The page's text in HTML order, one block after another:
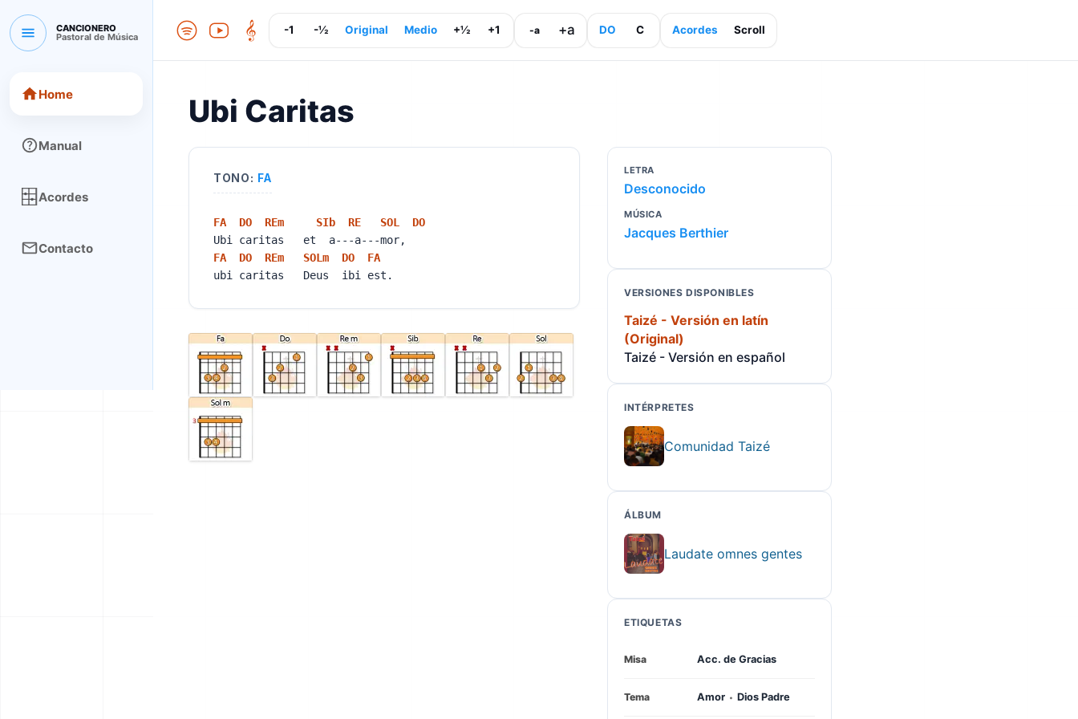
CANCIONERO
Pastoral de Música
CANCIONERO Pastoral de Música
Home
Manual
Acordes
Contacto
-1 -½ Original Medio +½ +1 -a +a DO C Acordes Scroll
Ubi Caritas
TONO: FA
FA DO REm SIb RE SOL
DO
Ubi caritas et a---a---mor,
FA
DO REm SOL m DO
FA
ubi caritas Deus ibi est.
LETRA
Desconocido
MÚSICA
Jacques Berthier
VERSIONES DISPONIBLES
Taizé - Versión en latín
(Original)
Taizé - Versión en español
INTÉRPRETES
Comunidad Taizé
ÁLBUM
Laudate omnes gentes
ETIQUETAS
Misa Acc. de Gracias
Tema Amor · Dios Padre